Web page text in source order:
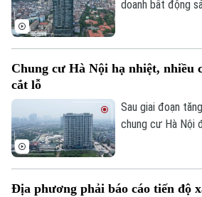
doanh bất động
động sản sẽ
động sản chỉ có
Chung cư Hà Nội hạ nhiệt, nhiều
cắt lỗ
Sau giai đoạn
chung cư Hà Nội
Địa phương phải báo cáo tiến độ